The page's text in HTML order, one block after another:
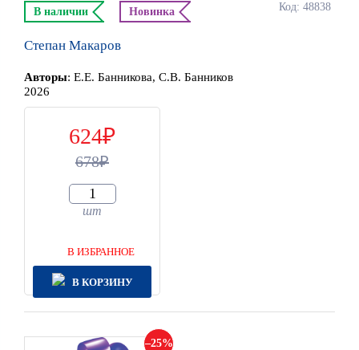
Код: 48838
В наличии Новинка
Степан Макаров
Авторы: Е.Е. Банникова, С.В. Банников
2026
624
678
шт
В ИЗБРАННОЕ
В КОРЗИНУ
25